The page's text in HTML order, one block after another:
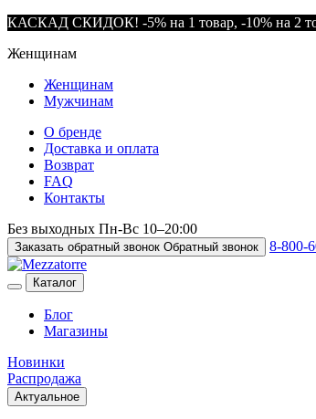
КАСКАД СКИДОК! -5% на 1 товар, -10% на 2
Женщинам
Женщинам
Мужчинам
О бренде
Доставка и оплата
Возврат
FAQ
Контакты
Без выходных Пн-Вс 10–20:00
Заказать обратный звонок Обратный звонок 8-800-
Каталог
Блог
Магазины
Новинки
Распродажа
Актуальное